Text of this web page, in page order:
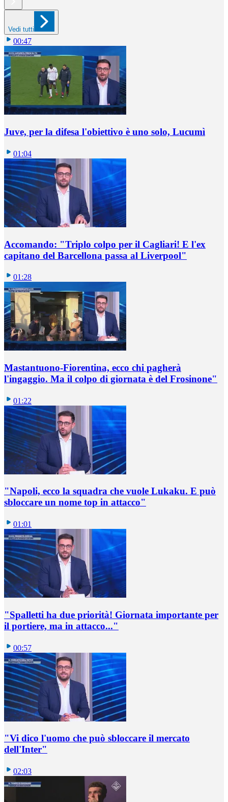
Vedi tutti
00:47
Juve, per la difesa l'obiettivo è uno solo, Lucumì
01:04
Accomando: "Triplo colpo per il Cagliari! E l'ex
capitano del Barcellona passa al Liverpool"
01:28
Mastantuono-Fiorentina, ecco chi pagherà
l'ingaggio. Ma il colpo di giornata è del Frosinone"
01:22
"Napoli, ecco la squadra che vuole Lukaku. E può
sbloccare un nome top in attacco"
01:01
"Spalletti ha due priorità! Giornata importante per
il portiere, ma in attacco..."
00:57
"Vi dico l'uomo che può sbloccare il mercato
dell'Inter"
02:03